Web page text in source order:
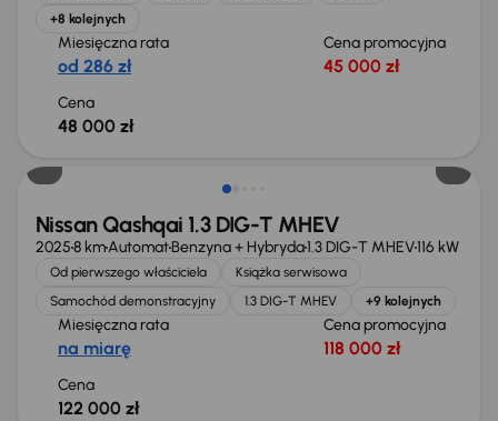
+8 kolejnych
Miesięczna rata
od 286 zł
Cena promocyjna
45 000 zł
Cena
48 000 zł
Od nowego taniej o 36 775 zł
Nissan Qashqai 1.3 DIG-T MHEV
20258 kmAutomatBenzyna + Hybryda1.3 DIG-T MHEV116 kW
Od pierwszego właściciela
Książka serwisowa
Samochód demonstracyjny
1.3 DIG-T MHEV +9 kolejnych
Miesięczna rata
na miarę
Cena promocyjna
118 000 zł
Cena
122 000 zł